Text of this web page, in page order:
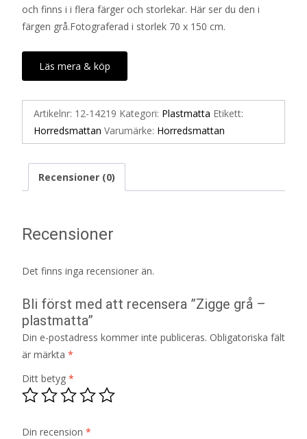
och finns i i flera färger och storlekar. Här ser du den i
färgen grå.Fotograferad i storlek 70 x 150 cm.
Läs mera & köp
Artikelnr: 12-14219 Kategori: Plastmatta Etikett:
Horredsmattan Varumärke: Horredsmattan
Recensioner (0)
Recensioner
Det finns inga recensioner än.
Bli först med att recensera ”Zigge grå –
plastmatta”
Din e-postadress kommer inte publiceras. Obligatoriska fält
är märkta *
Ditt betyg *
Din recension *